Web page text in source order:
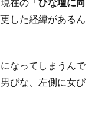
在の「 ひな壇に向
した経緯があるん
なってしまうんで
びな、左側に女び